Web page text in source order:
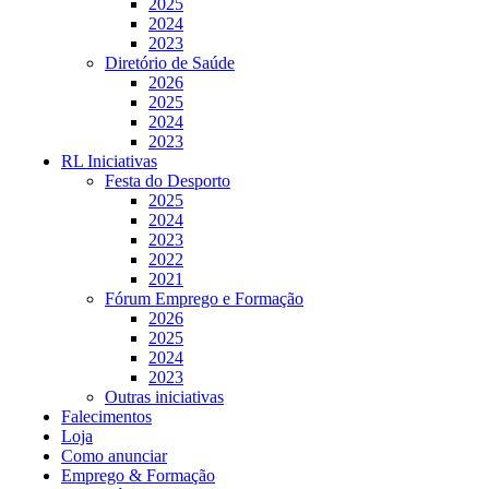
2024
2023
Diretório de Saúde
2026
2025
2024
2023
RL Iniciativas
Festa do Desporto
2025
2024
2023
2022
2021
Fórum Emprego e Formação
2026
2025
2024
2023
Outras iniciativas
Falecimentos
Loja
Como anunciar
Emprego & Formação